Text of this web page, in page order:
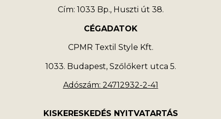
Cím: 1033 Bp., Huszti út 38.
CÉGADATOK
CPMR Textil Style Kft.
1033. Budapest, Szőlőkert utca 5.
Adószám: 24712932-2-41
KISKERESKEDÉS NYITVATARTÁS